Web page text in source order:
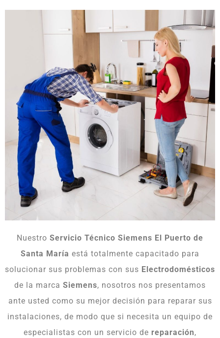
Nuestro Servicio Técnico Siemens El Puerto de
Santa María está totalmente capacitado para
solucionar sus problemas con sus Electrodomésticos
de la marca Siemens, nosotros nos presentamos
ante usted como su mejor decisión para reparar sus
instalaciones, de modo que si necesita un equipo de
especialistas con un servicio de reparación,